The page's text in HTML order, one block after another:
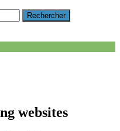
websites